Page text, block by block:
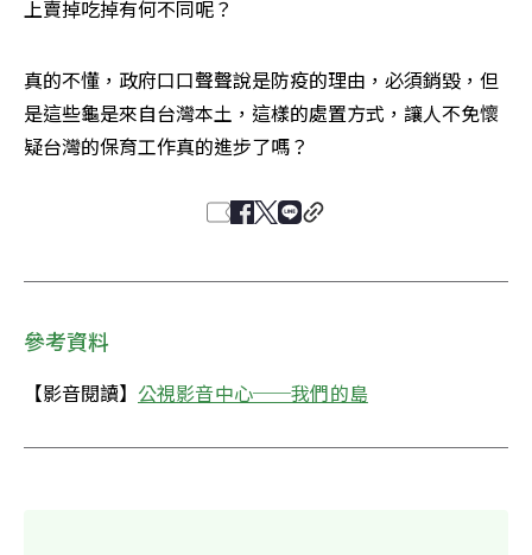
上賣掉吃掉有何不同呢？
真的不懂，政府口口聲聲說是防疫的理由，必須銷毀，但
是這些龜是來自台灣本土，這樣的處置方式，讓人不免懷
疑台灣的保育工作真的進步了嗎？
參考資料
【影音閱讀】 公視影音中心──我們的島